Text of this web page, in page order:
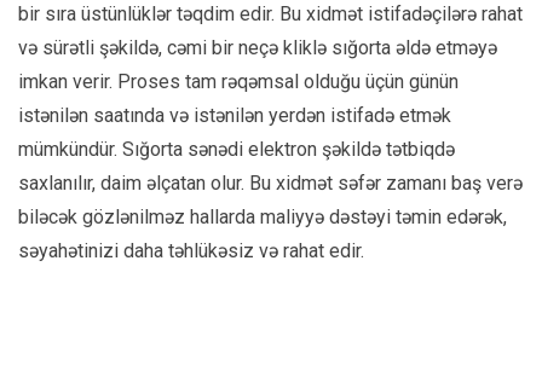
bir sıra üstünlüklər təqdim edir. Bu xidmət istifadəçilərə rahat
və sürətli şəkildə, cəmi bir neçə kliklə sığorta əldə etməyə
imkan verir. Proses tam rəqəmsal olduğu üçün günün
istənilən saatında və istənilən yerdən istifadə etmək
mümkündür. Sığorta sənədi elektron şəkildə tətbiqdə
saxlanılır, daim əlçatan olur. Bu xidmət səfər zamanı baş verə
biləcək gözlənilməz hallarda maliyyə dəstəyi təmin edərək,
səyahətinizi daha təhlükəsiz və rahat edir.